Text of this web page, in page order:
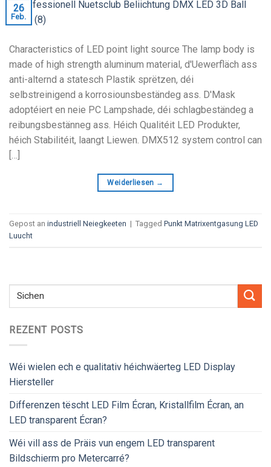
REZENT POSTS
Wéi wielen ech e qualitativ héichwäerteg LED Display
Hiersteller
Differenzen tëscht LED Film Écran, Kristallfilm Écran, an
LED transparent Écran?
Wéi vill ass de Präis vun engem LED transparent
Bildschierm pro Metercarré?
26
Feb.
Characteristics of LED point light source The lamp body is
made of high strength aluminum material, d'Uewerfläch ass
anti-alternd a statesch Plastik sprëtzen, déi
selbstreinigend a korrosiounsbeständeg ass. D'Mask
adoptéiert en neie PC Lampshade, déi schlagbeständeg a
reibungsbestänneg ass. Héich Qualitéit LED Produkter,
héich Stabilitéit, laangt Liewen. DMX512 system control can
[…]
Weiderliesen →
Gepost an industriell Neiegkeeten | Tagged Punkt Matrixentgasung LED
Luucht